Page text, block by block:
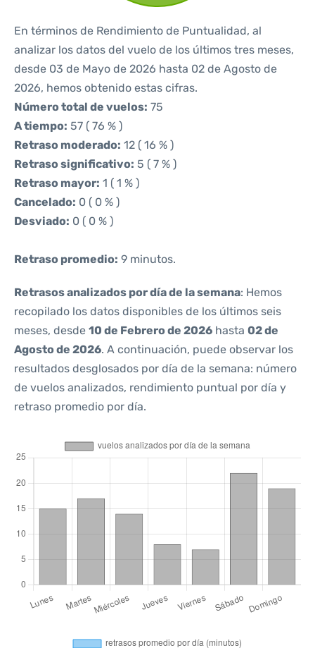
En términos de Rendimiento de Puntualidad, al
analizar los datos del vuelo de los últimos tres meses,
desde 03 de Mayo de 2026 hasta 02 de Agosto de
2026, hemos obtenido estas cifras.
Número total de vuelos: 75
A tiempo: 57 ( 76 % )
Retraso moderado: 12 ( 16 % )
Retraso significativo: 5 ( 7 % )
Retraso mayor: 1 ( 1 % )
Cancelado: 0 ( 0 % )
Desviado: 0 ( 0 % )
Retraso promedio: 9 minutos.
Retrasos analizados por día de la semana: Hemos
recopilado los datos disponibles de los últimos seis
meses, desde 10 de Febrero de 2026 hasta 02 de
Agosto de 2026. A continuación, puede observar los
resultados desglosados por día de la semana: número
de vuelos analizados, rendimiento puntual por día y
retraso promedio por día.